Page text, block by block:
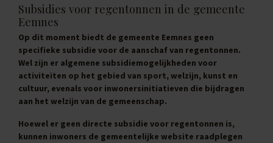
Subsidies voor regentonnen in de gemeente
Eemnes
Op dit moment biedt de gemeente Eemnes geen
specifieke subsidie voor de aanschaf van regentonnen.
Wel zijn er algemene subsidiemogelijkheden voor
activiteiten op het gebied van sport, welzijn, kunst en
cultuur, evenals voor inwonersinitiatieven die bijdragen
aan het welzijn van de gemeenschap.
Hoewel er geen directe subsidie voor regentonnen is,
kunnen inwoners de gemeentelijke website raadplegen